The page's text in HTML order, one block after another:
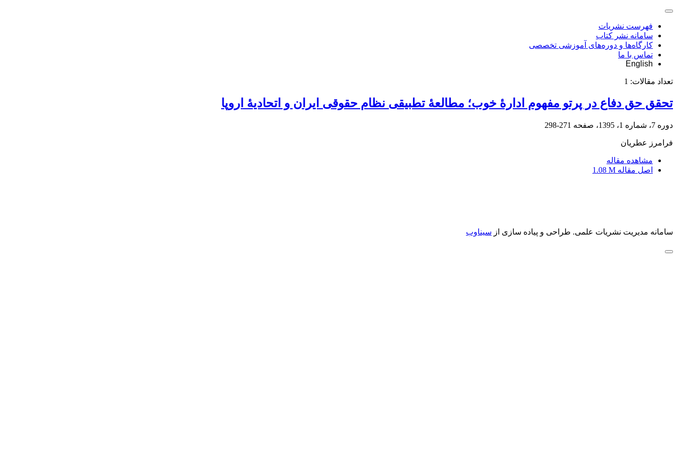
فهرست نشریات
سامانه نشر کتاب
کارگاه‌ها و دوره‌های آموزشی تخصصی
تماس با ما
English
تعداد مقالات: 1
تحقق حق دفاع در پرتو مفهوم ادارۀ خوب؛ مطالعۀ تطبیقی نظام حقوقی ایران و اتحادیۀ اروپا
دوره 7، شماره 1، 1395، صفحه 271-298
فرامرز عطریان
مشاهده مقاله
اصل مقاله 1.08 M
سامانه مدیریت نشریات علمی. طراحی و پیاده سازی از سیناوب